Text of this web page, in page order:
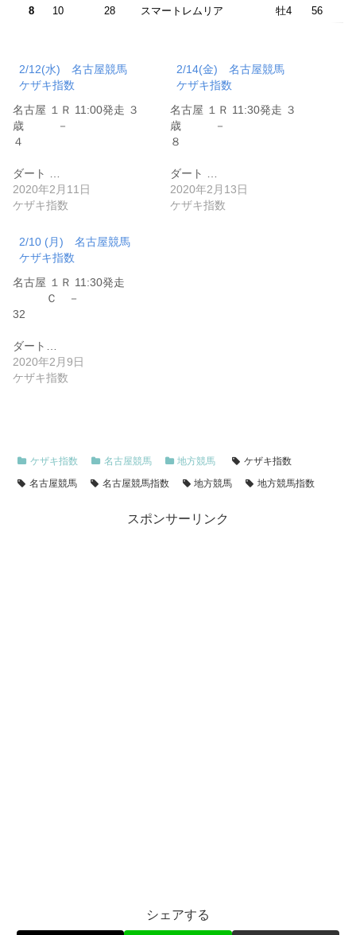
8
10 28 スマートレムリア 牡4 56
2/12(水) 名古屋競馬
ケザキ指数
名古屋 １Ｒ 11:00発走 ３
歳 －
４
ダート …
2020年2月11日
ケザキ指数
2/14(金) 名古屋競馬
ケザキ指数
名古屋 １Ｒ 11:30発走 ３
歳 －
８
ダート …
2020年2月13日
ケザキ指数
2/10 (月) 名古屋競馬
ケザキ指数
名古屋 １Ｒ 11:30発走
Ｃ －
32
ダート…
2020年2月9日
ケザキ指数
ケザキ指数 名古屋競馬 地方競馬
ケザキ指数
名古屋競馬
名古屋競馬指数 地方競馬 地方競馬指数
スポンサーリンク
シェアする